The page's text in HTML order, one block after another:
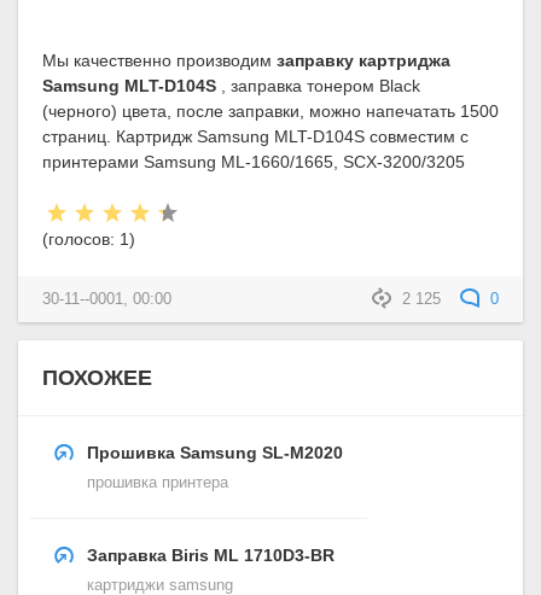
Мы качественно производим заправку картриджа
Samsung MLT-D104S , заправка тонером Black
(черного) цвета, после заправки, можно напечатать 1500
страниц. Картридж Samsung MLT-D104S совместим с
принтерами Samsung ML-1660/1665, SCX-3200/3205
Рейтинг:
(голосов: 1)
2 125 0
30-11--0001, 00:00
ПОХОЖЕЕ
Прошивка Samsung SL-M2020
прошивка принтера
Заправка Biris ML 1710D3-BR
картриджи samsung